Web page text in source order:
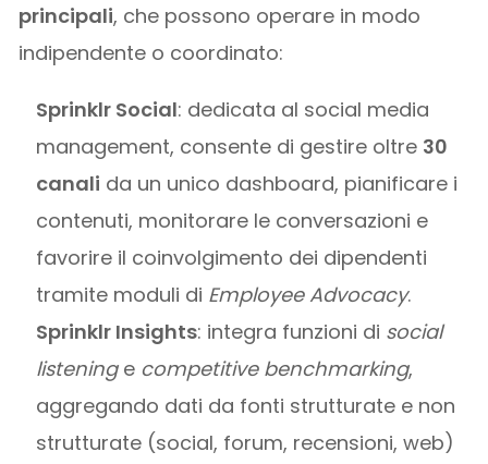
principali, che possono operare in modo
indipendente o coordinato:
Sprinklr Social: dedicata al social media
management, consente di gestire oltre 30
canali da un unico dashboard, pianificare i
contenuti, monitorare le conversazioni e
favorire il coinvolgimento dei dipendenti
tramite moduli di Employee Advocacy.
Sprinklr Insights: integra funzioni di social
listeninge competitive benchmarking,
aggregando dati da fonti strutturate e non
strutturate (social, forum, recensioni, web)